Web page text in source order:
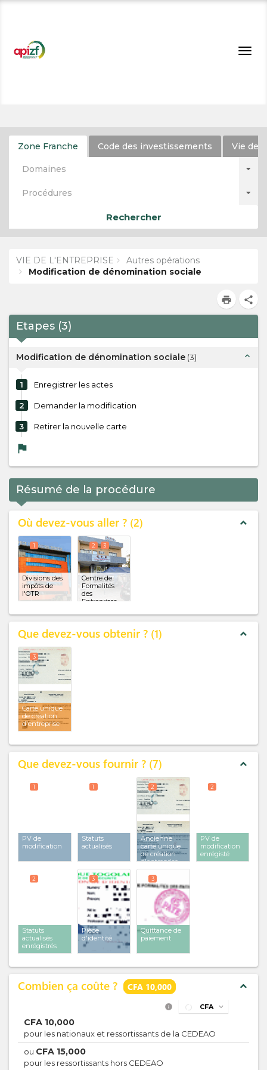
Zone Franche Code des investissements Vie de
Domaines
Procédures
Rechercher
VIE DE L'ENTREPRISE
Autres opérations
Modification de dénomination sociale
print share
Etapes (3)
Modification de dénomination sociale (3) expand_less
1 Enregistrer les actes
2 Demander la modification
3 Retirer la nouvelle carte
flag
Résumé de la procédure
Où devez-vous aller ? 2 expand_less
Divisions des
impôts de
l'OTR
1
Centre de
Formalités
des
Entreprises
2 3
Que devez-vous obtenir ? 1 expand_less
Carte unique
de création
d'entreprise
3
Que devez-vous fournir ? 7 expand_less
PV de
modification
1
Statuts
actualisés
1
Ancienne
carte unique
de création
d'entreprise
2
PV de
modification
enrégisté
2
Statuts
actualisés
enrégistrés
2
Pièce
d'identité
3
Quittance de
paiement
3
Combien ça coûte ? CFA 10,000 expand_less
info CFA expand_more
CFA 10,000
pour les nationaux et ressortissants de la CEDEAO
ou CFA 15,000
pour les ressortissants hors CEDEAO